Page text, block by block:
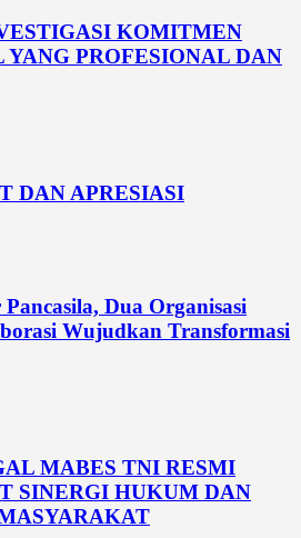
KOMITMEN
PROFESIONAL DAN
DAN APRESIASI
Dua Organisasi
Wujudkan Transformasi
MABES TNI RESMI
SINERGI HUKUM DAN